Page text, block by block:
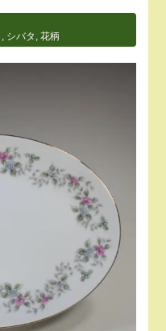
シバタ ,花柄